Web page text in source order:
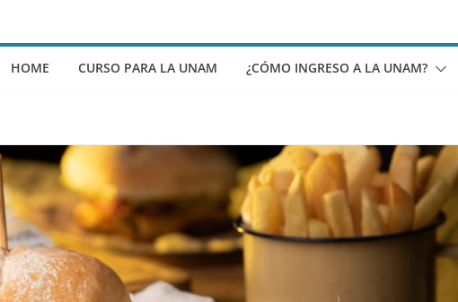
HOME CURSO PARA LA UNAM ¿CÓMO INGRESO A LA UNAM?